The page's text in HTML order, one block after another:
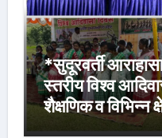
*सुदूरवर्ती
स्तरीय विश्व आदिवासी
शैक्षणिक व विभिन्न
देने वालों के साथ